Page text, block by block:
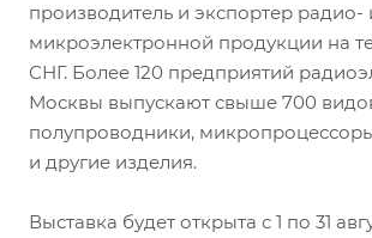
производитель и экспортер радио-
микроэлектронной продукции на
СНГ. Более 120 предприятий
Москвы выпускают свыше 700
полупроводники,
и другие изделия.
Выставка будет открыта с 1 по 31